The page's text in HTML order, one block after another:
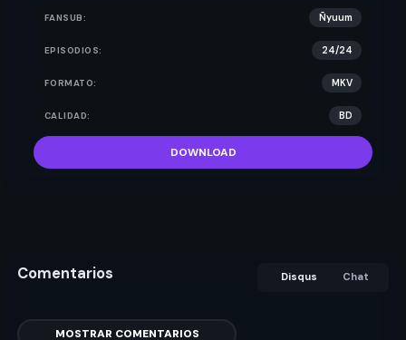
FANSUB: Ñyuum
EPISODIOS: 24/24
FORMATO: MKV
CALIDAD: BD
DOWNLOAD
Comentarios Disqus Chat
MOSTRAR COMENTARIOS